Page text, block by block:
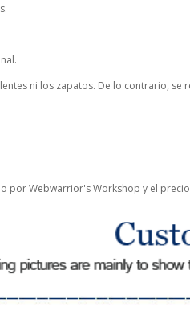
ni los zapatos. De lo contrario,
por Webwarrior's Workshop y el